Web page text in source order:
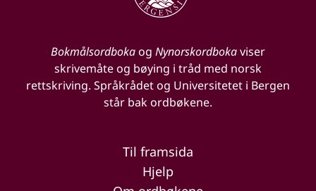
Bokmålsordbokaog Nynorskordbokaviser
skrivemåte og bøying i tråd med norsk
rettskriving. Språkrådet og Universitetet i Bergen
står bak ordbøkene.
Til framsida
Hjelp